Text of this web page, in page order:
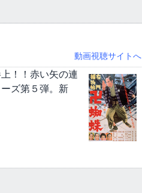
動画視聴サイトへ
！！赤い矢の連
ズ第５弾。新